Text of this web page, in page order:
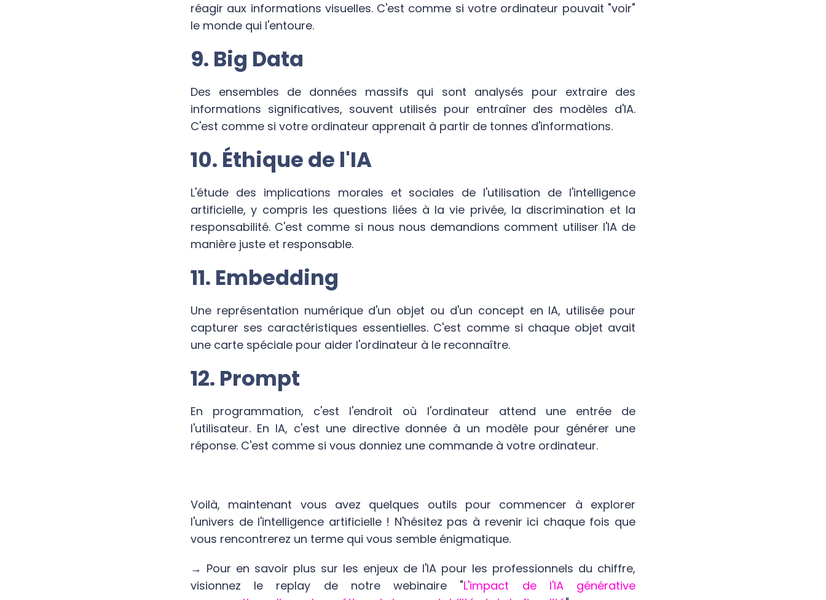
réagir aux informations visuelles. C'est comme si votre ordinateur pouvait "voir"
le monde qui l'entoure.
9. Big Data
Des ensembles de données massifs qui sont analysés pour extraire des
informations significatives, souvent utilisés pour entraîner des modèles d'IA.
C'est comme si votre ordinateur apprenait à partir de tonnes d'informations.
10. Éthique de l'IA
L'étude des implications morales et sociales de l'utilisation de l'intelligence
artificielle, y compris les questions liées à la vie privée, la discrimination et la
responsabilité. C'est comme si nous nous demandions comment utiliser l'IA de
manière juste et responsable.
11. Embedding
Une représentation numérique d'un objet ou d'un concept en IA, utilisée pour
capturer ses caractéristiques essentielles. C'est comme si chaque objet avait
une carte spéciale pour aider l'ordinateur à le reconnaître.
12. Prompt
En programmation, c'est l'endroit où l'ordinateur attend une entrée de
l'utilisateur. En IA, c'est une directive donnée à un modèle pour générer une
réponse. C'est comme si vous donniez une commande à votre ordinateur.
Voilà, maintenant vous avez quelques outils pour commencer à explorer
l'univers de l'intelligence artificielle ! N'hésitez pas à revenir ici chaque fois que
vous rencontrerez un terme qui vous semble énigmatique.
→ Pour en savoir plus sur les enjeux de l'IA pour les professionnels du chiffre,
visionnez le replay de notre webinaire "L'impact de l'IA générative